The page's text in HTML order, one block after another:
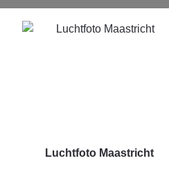
Luchtfoto Maastricht